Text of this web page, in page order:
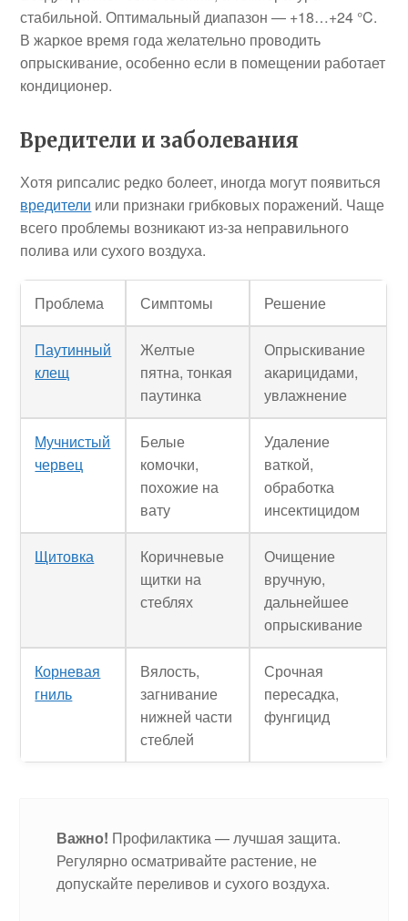
стабильной. Оптимальный диапазон — +18…+24 °C.
В жаркое время года желательно проводить
опрыскивание, особенно если в помещении работает
кондиционер.
Вредители и заболевания
Хотя рипсалис редко болеет, иногда могут появиться
вредители или признаки грибковых поражений. Чаще
всего проблемы возникают из-за неправильного
полива или сухого воздуха.
Проблема Симптомы Решение
Паутинный
клещ
Желтые
пятна, тонкая
паутинка
Опрыскивание
акарицидами,
увлажнение
Мучнистый
червец
Белые
комочки,
похожие на
вату
Удаление
ваткой,
обработка
инсектицидом
Щитовка
Коричневые
щитки на
стеблях
Очищение
вручную,
дальнейшее
опрыскивание
Корневая
гниль
Вялость,
загнивание
нижней части
стеблей
Срочная
пересадка,
фунгицид
Важно! Профилактика — лучшая защита.
Регулярно осматривайте растение, не
допускайте переливов и сухого воздуха.